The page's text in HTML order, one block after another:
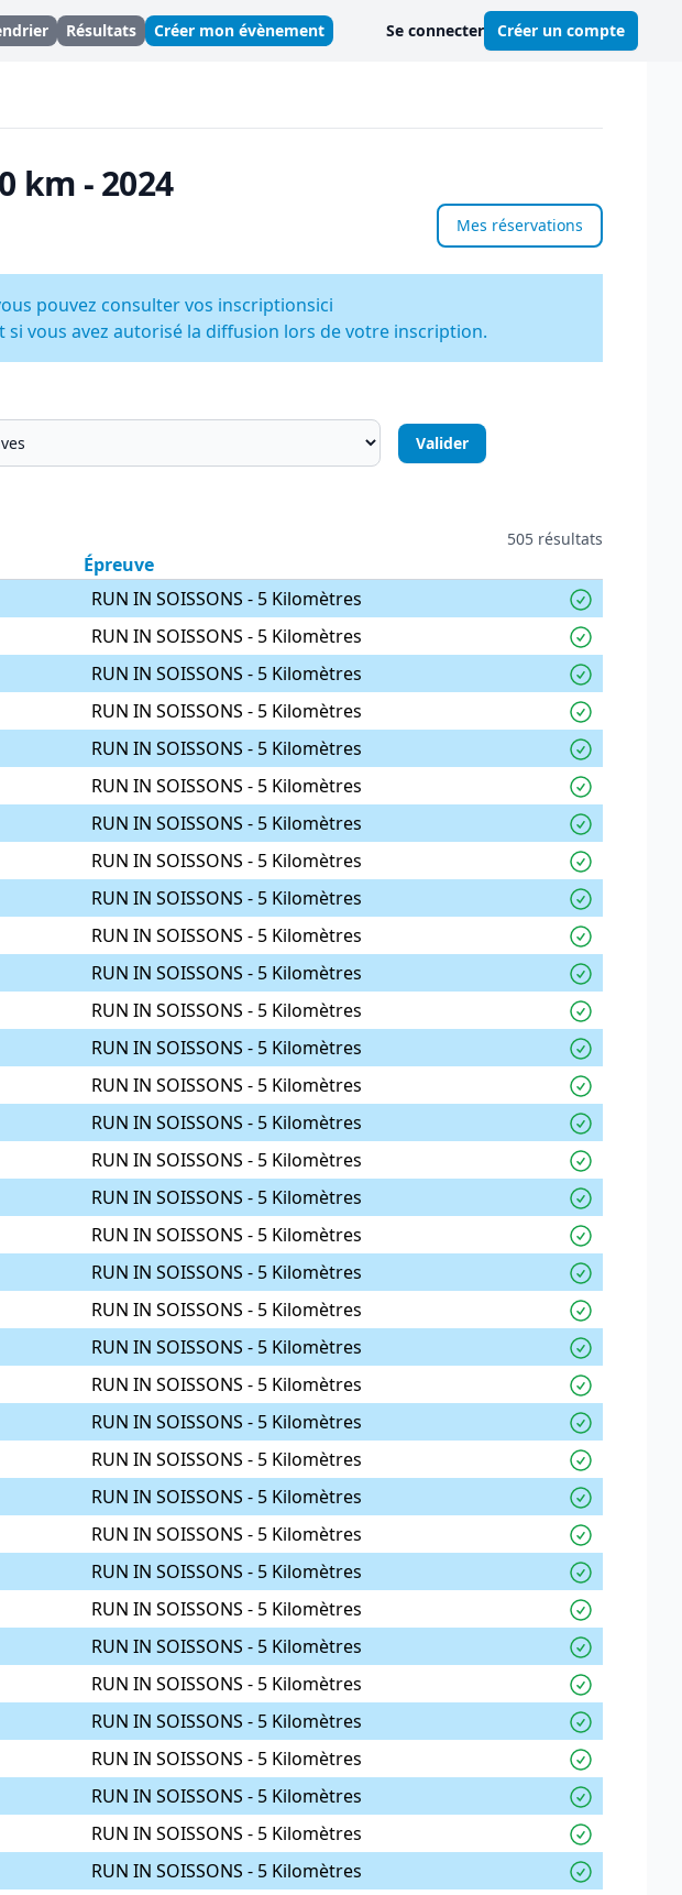
Résultats Créer mon évènement Se connecter Créer un compte
km - 2024
Mes réservations
pouvez consulter vos inscriptionsici
vous avez autorisé la diffusion lors de votre inscription.
505 résultats
Épreuve
RUN IN SOISSONS - 5 Kilomètres
RUN IN SOISSONS - 5 Kilomètres
RUN IN SOISSONS - 5 Kilomètres
RUN IN SOISSONS - 5 Kilomètres
RUN IN SOISSONS - 5 Kilomètres
RUN IN SOISSONS - 5 Kilomètres
RUN IN SOISSONS - 5 Kilomètres
RUN IN SOISSONS - 5 Kilomètres
RUN IN SOISSONS - 5 Kilomètres
RUN IN SOISSONS - 5 Kilomètres
RUN IN SOISSONS - 5 Kilomètres
RUN IN SOISSONS - 5 Kilomètres
RUN IN SOISSONS - 5 Kilomètres
RUN IN SOISSONS - 5 Kilomètres
RUN IN SOISSONS - 5 Kilomètres
RUN IN SOISSONS - 5 Kilomètres
RUN IN SOISSONS - 5 Kilomètres
RUN IN SOISSONS - 5 Kilomètres
RUN IN SOISSONS - 5 Kilomètres
RUN IN SOISSONS - 5 Kilomètres
RUN IN SOISSONS - 5 Kilomètres
RUN IN SOISSONS - 5 Kilomètres
RUN IN SOISSONS - 5 Kilomètres
RUN IN SOISSONS - 5 Kilomètres
RUN IN SOISSONS - 5 Kilomètres
RUN IN SOISSONS - 5 Kilomètres
RUN IN SOISSONS - 5 Kilomètres
RUN IN SOISSONS - 5 Kilomètres
RUN IN SOISSONS - 5 Kilomètres
RUN IN SOISSONS - 5 Kilomètres
RUN IN SOISSONS - 5 Kilomètres
RUN IN SOISSONS - 5 Kilomètres
RUN IN SOISSONS - 5 Kilomètres
RUN IN SOISSONS - 5 Kilomètres
RUN IN SOISSONS - 5 Kilomètres